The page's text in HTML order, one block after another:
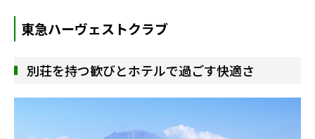
東急ハーヴェストクラブ
別荘を持つ歓びとホテルで過ごす快適さ